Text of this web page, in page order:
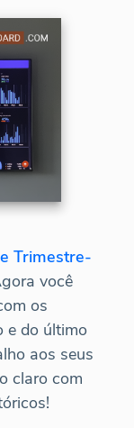
Trimestre-
você
os
e do último
aos seus
claro com